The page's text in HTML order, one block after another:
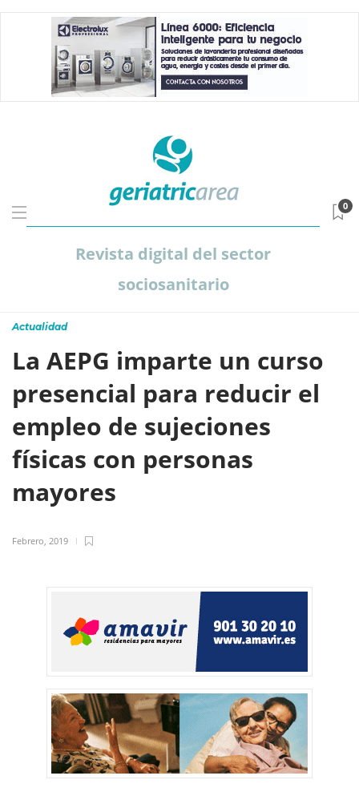
Revista digital del sector
sociosanitario
0
Actualidad
La AEPG imparte un curso
presencial para reducir el
empleo de sujeciones
físicas con personas
mayores
Febrero, 2019